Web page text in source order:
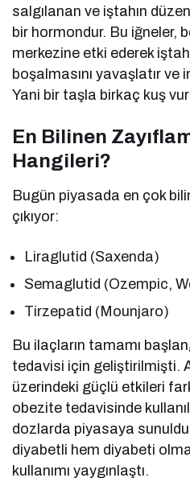
salgılanan ve iştahın
bir hormondur. Bu iğneler,
merkezine etki ederek
boşalmasını yavaşlatır ve
Yani bir taşla birkaç kuş
En Bilinen
Hangileri?
Bugün piyasada en çok
çıkıyor:
Liraglutid (Saxenda)
Semaglutid (Ozempic,
Tirzepatid (Mounjaro)
Bu ilaçların tamamı
tedavisi için geliştirilmişti.
üzerindeki güçlü etkileri
obezite tedavisinde
dozlarda piyasaya
diyabetli hem diyabeti
kullanımı yaygınlaştı.